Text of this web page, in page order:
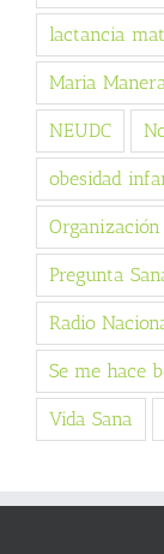
lactancia
Maria
NEUDC
obesidad
Pregunta
Radio
Se me hace
Vida Sana